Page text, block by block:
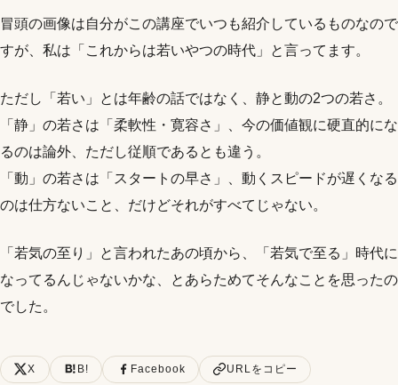
冒頭の画像は自分がこの講座でいつも紹介しているものなので
すが、私は「これからは若いやつの時代」と言ってます。
ただし「若い」とは年齢の話ではなく、静と動の2つの若さ。
「静」の若さは「柔軟性・寛容さ」、今の価値観に硬直的にな
るのは論外、ただし従順であるとも違う。
「動」の若さは「スタートの早さ」、動くスピードが遅くなる
のは仕方ないこと、だけどそれがすべてじゃない。
「若気の至り」と言われたあの頃から、「若気で至る」時代に
なってるんじゃないかな、とあらためてそんなことを思ったの
でした。
X B! Facebook URLをコピー